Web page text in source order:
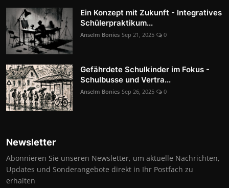
Ein Konzept mit Zukunft - Integratives
Schülerpraktikum...
Anselm Bonies Sep 21, 2025 0
Gefährdete Schulkinder im Fokus -
Schulbusse und Vertra...
Anselm Bonies Sep 26, 2025 0
Newsletter
Abonnieren Sie unseren Newsletter, um aktuelle Nachrichten,
Updates und Sonderangebote direkt in Ihr Postfach zu
erhalten